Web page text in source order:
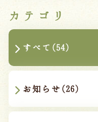
カテゴリ
すべて(54)
お知らせ(26)